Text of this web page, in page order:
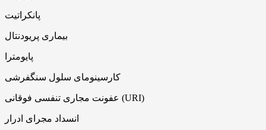
پانکراتیت
بیماری پریودنتال
پایومترا
کارسینومای سلول سنگفرشی
عفونت مجاری تنفسی فوقانی (URI)
انسداد مجرای ادرار